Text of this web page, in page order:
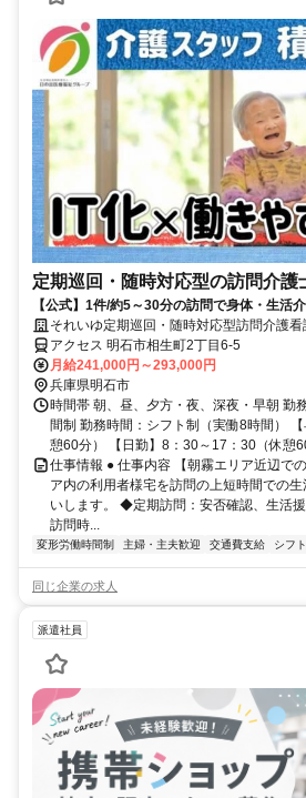
定期巡回・随時対応型の訪問介護
【公式】1件/約5～30分の訪問で身体・生活
の出医療福祉グループ
それいゆ定期巡回・随時対応型訪問介護看
アクセス 明石市相生町2丁目6-5
月給241,000円～293,000円
兵庫県明石市
時間帯 朝、昼、夕方・夜、深夜・早朝 勤
間制 勤務時間：シフト制（実働8時間）
憩60分） 【日勤】8：30～17：30（休憩
仕事情報 ● 仕事内容 【朝霧エリア近辺で
ア内の利用者様宅を訪問の上短時間での
いします。 ◆定期訪問：安否確認、生活
訪問時...
変形労働時間制 主婦・主夫歓迎 交通費支給 シフ
同じ企業の求人
派遣社員